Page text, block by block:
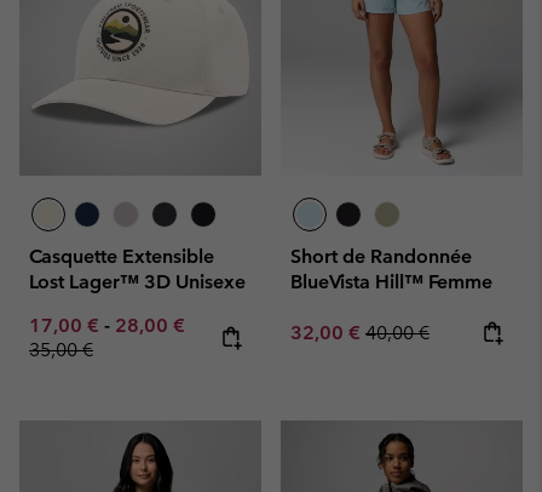
Casquette Extensible
Lost Lager™ 3D Unisexe
Minimum sale price:
17,00 € - Maximum sale price:
28,00 € Regular price:
35,00 €
Short de Randonnée
BlueVista Hill™ Femme
Sale price:
32,00 € Regular price:
40,00 €